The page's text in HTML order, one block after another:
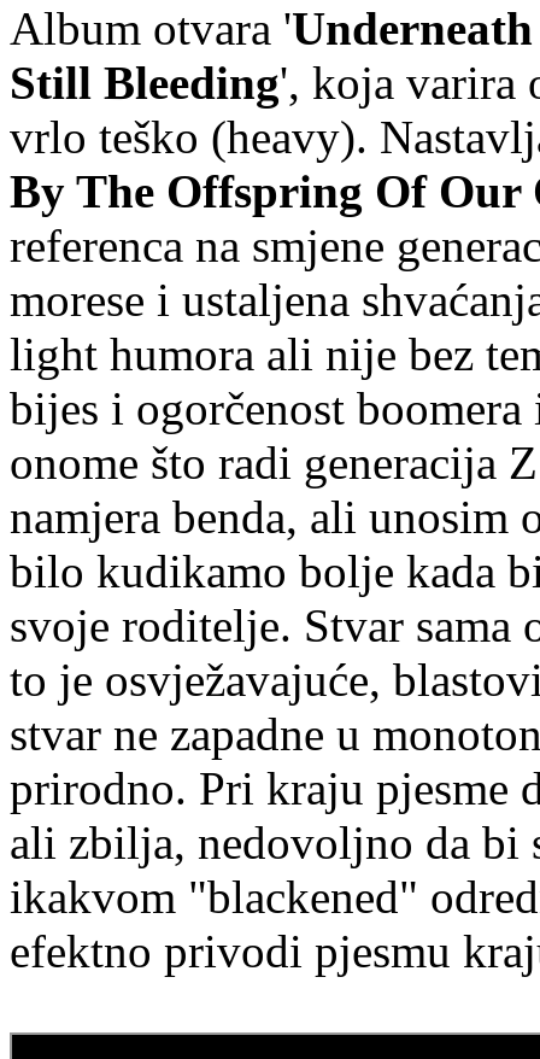
Album otvara '
Still Bleeding', koja varira
vrlo teško (heavy).
By The Offspring Of Our
referenca na smjene
morese i ustaljena
light humora ali nije bez
bijes i ogorčenost
onome što radi generacija
namjera benda, ali unosim
bilo kudikamo bolje kada
svoje roditelje. Stvar
to je osvježavajuće,
stvar ne zapadne u
prirodno. Pri kraju pjesme
ali zbilja, nedovoljno da bi
ikakvom "blackened"
efektno privodi pjesmu